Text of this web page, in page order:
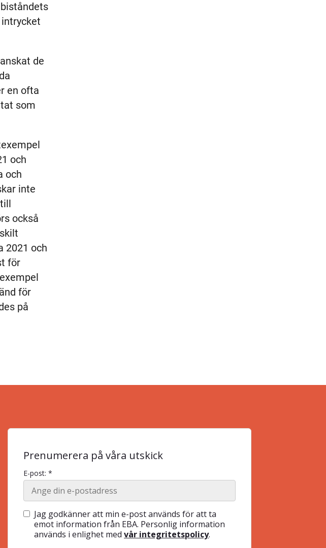
de
en ofta
som
och
och
inte
också
2021 och
för
för
på
Prenumerera på våra utskick
E-post: *
Jag godkänner att min e-post används för att ta
emot information från EBA. Personlig information
används i enlighet med vår integritetspolicy.